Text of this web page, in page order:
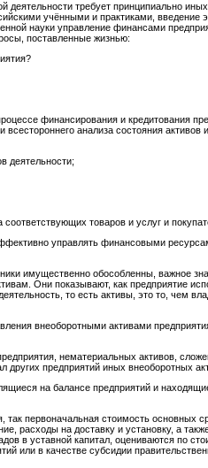
требует принципиально
учёнными и практиками,
науки управление финансами
поставленные жизнью:
финансирования и кредитования
анализа состояния
деятельности;
товаров и услуг и
управлять финансовыми
имущественно обособленны, важное
Они показывают, как предприятие
то есть активы, это то, чем
внеоборотными активами
нематериальных активов,
предприятий иных внеоборотных
на балансе предприятий и
первоначальная стоимость основных
расходы на доставку и установку, а
в уставной капитал, оцениваются по
или в качестве субсидии